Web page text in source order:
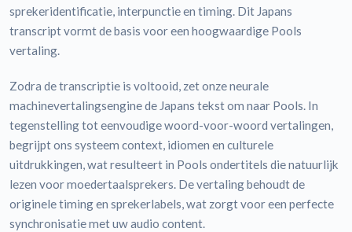
sprekeridentificatie, interpunctie en timing. Dit Japans
transcript vormt de basis voor een hoogwaardige Pools
vertaling.
Zodra de transcriptie is voltooid, zet onze neurale
machinevertalingsengine de Japans tekst om naar Pools. In
tegenstelling tot eenvoudige woord-voor-woord vertalingen,
begrijpt ons systeem context, idiomen en culturele
uitdrukkingen, wat resulteert in Pools ondertitels die natuurlijk
lezen voor moedertaalsprekers. De vertaling behoudt de
originele timing en sprekerlabels, wat zorgt voor een perfecte
synchronisatie met uw audio content.